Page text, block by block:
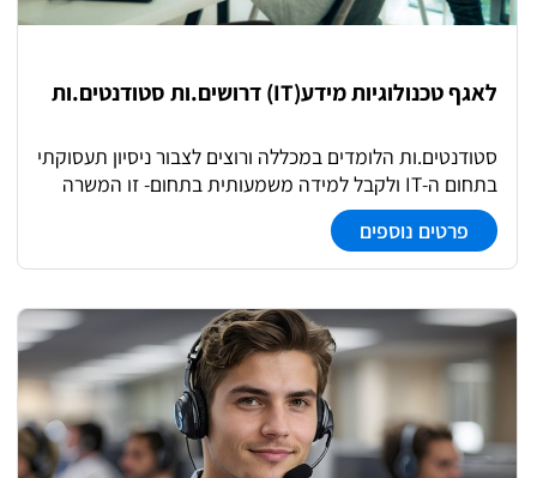
נתונים לוועדות פדגוגיות. • מעקב אחר התקדמות
הסטודנטים. • קשר שוטף עם מנחים אקדמיים.
לאגף טכנולוגיות מידע(IT) דרושים.ות סטודנטים.ות
סטודנטים.ות הלומדים במכללה ורוצים לצבור ניסיון תעסוקתי
בתחום ה-IT ולקבל למידה משמעותית בתחום- זו המשרה
בשבילכם. אנו מחפשים למשרות סטודנט: • נציגי.ות תמיכה
Desk מכללת ספיר מפעילה מרכז תמיכה טכנית באמצעות
ובמעבדות מחשבים, מבצעים תחזוקת מחשבים, תומכים
בכנסים ואירועים, ומבצעים משימות נוספות לפי צרכי האגף.
במרכז מבצעים גם תמיכה טלפונית במשתמשי קצה תוך
השתלטות מרחוק על מחשבים לצורך פתרון תקלות. הנציגים
עוקבים אחר הפניות, מאפיינים את התקלות, ובמידת הצורך
מעבירים להמשך טיפול ביחידת המחשב עד סגירתן. בנוסף,
פרטים נוספים